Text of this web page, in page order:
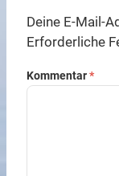
Deine E-Mail-
Erforderliche
Kommentar*